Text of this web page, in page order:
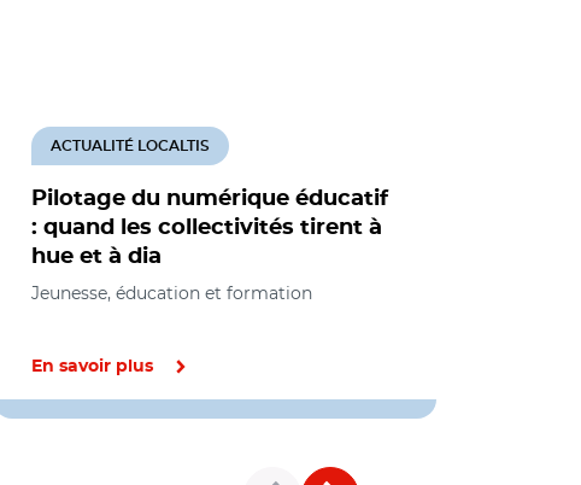
Pilotage du numérique éducatif
: quand les collectivités tirent à
hue et à dia
ACTUALITÉ LOCALTIS
Jeunesse, éducation et formation
En savoir plus